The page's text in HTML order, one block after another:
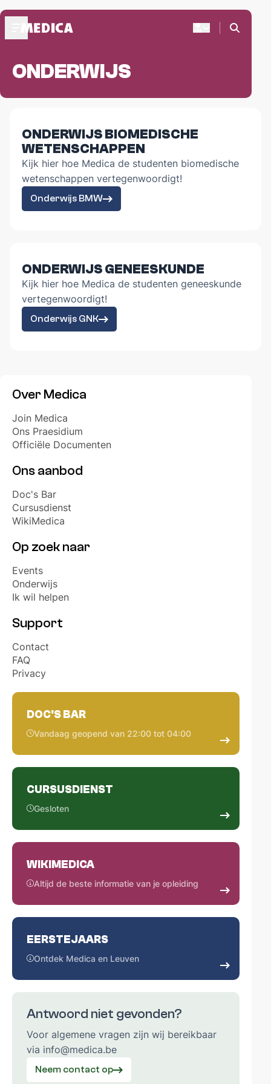
OVER MEDICA
CURSUSDIENST
Bestel je boeken
Webshop biomedisch leermateriaal
Medica's Bureau
Opportunities
EVENTS
Galabal 2026 - A Night On Park Avenue
EERSTEJAARSWERKING
Startersdagen
Eerstejaarsweekend
ONDERWIJS
Gouden Krijtjes
Jaargroepen
ALGEMEEN WELZIJN
INTERNATIONAAL
Orientation Days
ERELEDEN
DOC'S BAR
VERKIEZINGEN MEDICA 2026
PARTNERS
NL
ONDERWIJS
ONDERWIJS BIOMEDISCHE
WETENSCHAPPEN
Kijk hier hoe Medica de studenten biomedische
wetenschappen vertegenwoordigt!
Onderwijs BMW
ONDERWIJS GENEESKUNDE
Kijk hier hoe Medica de studenten geneeskunde
vertegenwoordigt!
Onderwijs GNK
Over Medica
Join Medica
Ons Praesidium
Officiële Documenten
Ons aanbod
Doc's Bar
Cursusdienst
WikiMedica
Op zoek naar
Events
Onderwijs
Ik wil helpen
Support
Contact
FAQ
Privacy
DOC'S BAR
Vandaag geopend van 22:00 tot 04:00
CURSUSDIENST
Gesloten
WIKIMEDICA
Altijd de beste informatie van je opleiding
EERSTEJAARS
Ontdek Medica en Leuven
Antwoord niet gevonden?
Voor algemene vragen zijn wij bereikbaar
via info@medica.be
Neem contact op